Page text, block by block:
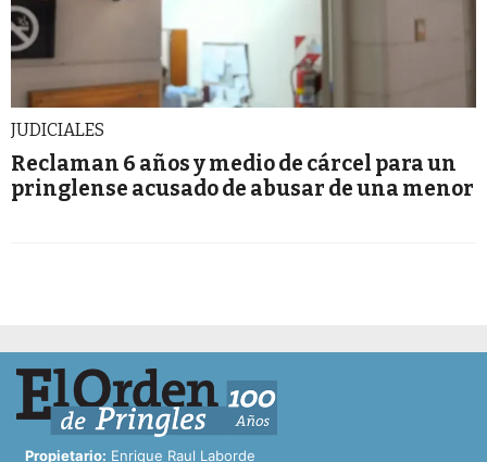
JUDICIALES
Reclaman 6 años y medio de cárcel para un
pringlense acusado de abusar de una menor
Propietario: Enrique Raul Laborde